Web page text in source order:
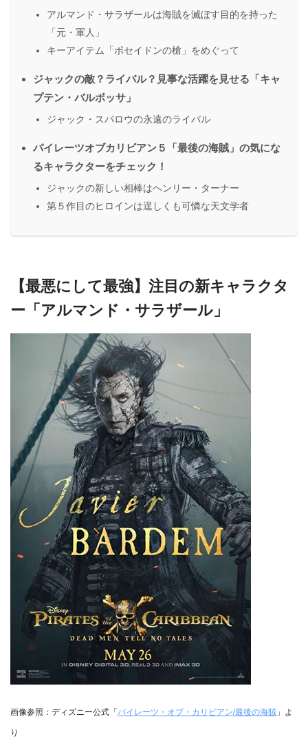
アルマンド・サラザールは海賊を滅ぼす目的を持った
「元・軍人」
キーアイテム「ポセイドンの槍」をめぐって
ジャックの敵？ライバル？見事な活躍を見せる「キャ
プテン・バルボッサ」
ジャック・スパロウの永遠のライバル
パイレーツオブカリビアン５「最後の海賊」の気にな
るキャラクターをチェック！
ジャックの新しい相棒はヘンリー・ターナー
第５作目のヒロインは逞しくも可憐な天文学者
【最悪にして最強】注目の新キャラクタ
ー「アルマンド・サラザール」
画像参照：ディズニー公式「 パイレーツ・オブ・カリビアン/最後の海賊 」よ
り